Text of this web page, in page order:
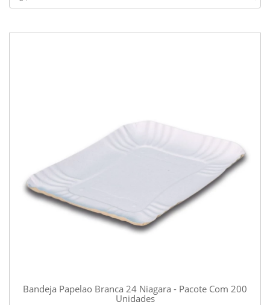
Bandeja Papelao Branca 24 Niagara - Pacote Com 200
Unidades